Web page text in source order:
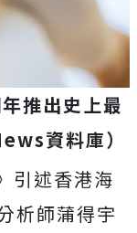
推出史上最
資料庫）
引述香港海
析師蒲得宇